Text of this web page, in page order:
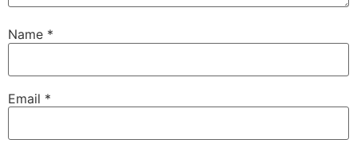
Name *
Email *